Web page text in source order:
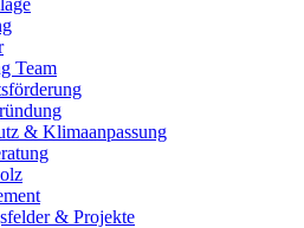
Team
& Klimaanpassung
& Projekte